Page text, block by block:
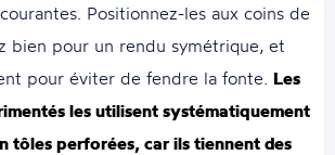
Positionnez-les aux coins de
bien pour un rendu symétrique, et
pour éviter de fendre la fonte. Les
les utilisent systématiquement
tôles perforées, car ils tiennent des